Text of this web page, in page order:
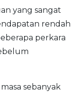
yang sangat
rendah
perkara
sebanyak